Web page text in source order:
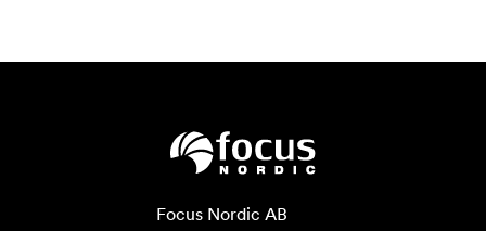
Focus Nordic AB